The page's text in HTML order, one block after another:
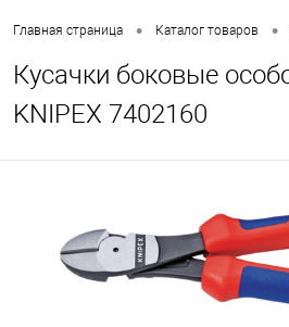
Главная страница • Каталог товаров •
Кусачки боковые
KNIPEX 7402160